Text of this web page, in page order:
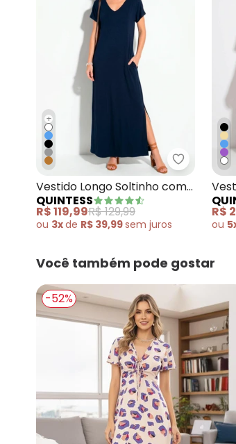
+
Quintess -
Vestido Longo Soltinho com
Fenda Azul
QUINTESS
R$ 119,99R$ 129,99
ou 3xde R$ 39,99sem juros
R$
ou
Você também pode gostar
-52%